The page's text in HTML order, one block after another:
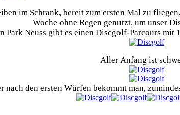
im Schrank, bereit zum ersten Mal zu
Woche ohne Regen genutzt, um unser
Park Neuss gibt es einen Discgolf-Parcours mit
Aller Anfang ist
nach den ersten Würfen bekommt man,